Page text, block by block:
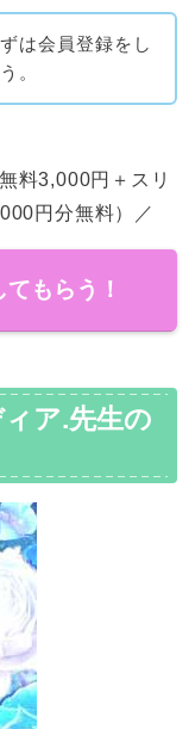
は会員登録をし
。
料3,000円＋スリ
円分無料）／
もらう！
ア.先生の